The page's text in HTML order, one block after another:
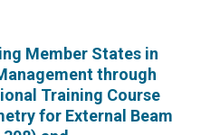
Member States in
through
Training Course
for External Beam